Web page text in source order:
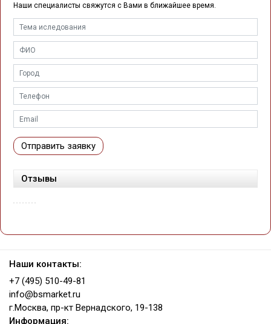
Наши специалисты свяжутся с Вами в ближайшее время.
Отправить заявку
Отзывы
Наши контакты:
+7 (495) 510-49-81
info@bsmarket.ru
г.Москва, пр-кт Вернадского, 19-138
Информация: